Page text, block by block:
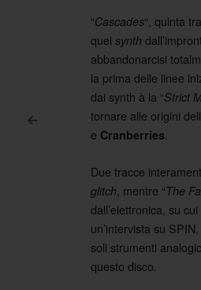
Post
<
“Cascades“, quinta
quei synth
abbandonarcisi
la prima delle linee
dai synth à la “Strict
tornare alle origini
e Cranberries
Due tracce
glitch , mentre “The
dall’elettronica, su
un’intervista su
soli strumenti
questo disco.